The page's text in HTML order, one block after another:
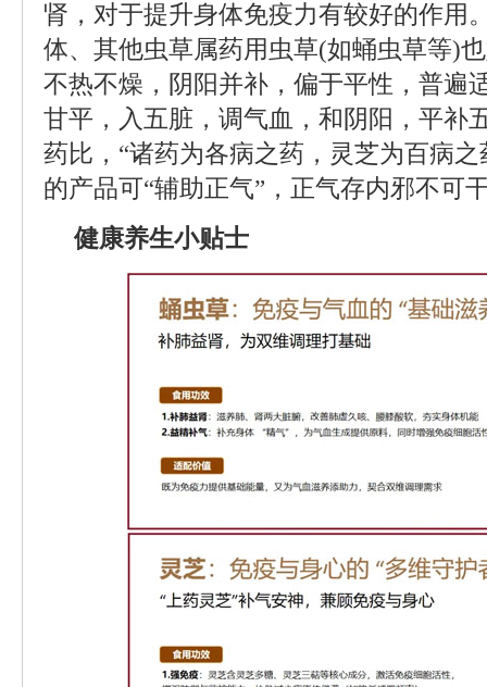
肾，对于提升身体免疫力有较好的作用
体、其他虫草属药用虫草(如蛹虫草等)
不热不燥，阴阳并补，偏于平性，普遍
甘平，入五脏，调气血，和阴阳，平补
药比，“诸药为各病之药，灵芝为百病
的产品可“辅助正气”，正气存内邪不可
健康养生小贴士